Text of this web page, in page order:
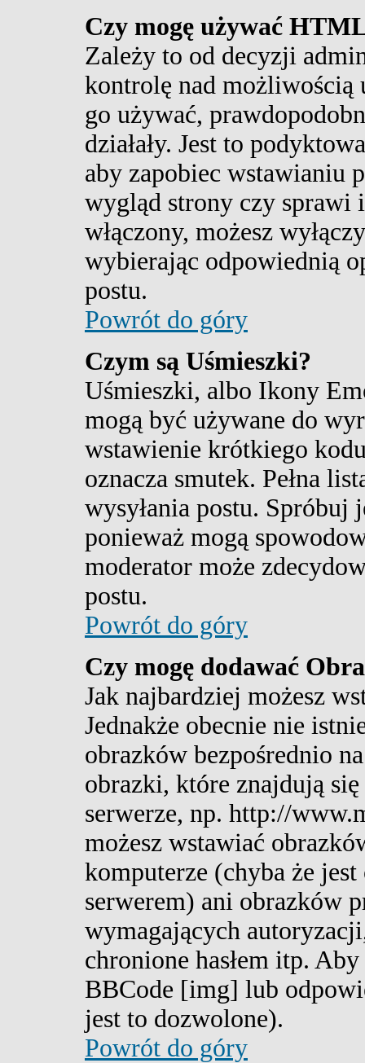
Czy mogę używać
Zależy to od decyzji
kontrolę nad możliwością
go używać,
działały. Jest to
aby zapobiec wstawianiu
wygląd strony czy sprawi
włączony, możesz
wybierając odpowiednią
postu.
Powrót do góry
Czym są Uśmieszki?
Uśmieszki, albo Ikony
mogą być używane do
wstawienie krótkiego
oznacza smutek. Pełna
wysyłania postu. Spróbuj
ponieważ mogą
moderator może
postu.
Powrót do góry
Czy mogę dodawać
Jak najbardziej możesz
Jednakże obecnie nie
obrazków bezpośrednio
obrazki, które znajdują
serwerze, np. http://
możesz wstawiać
komputerze (chyba że
serwerem) ani obrazków
wymagających
chronione hasłem itp.
BBCode [img] lub
jest to dozwolone).
Powrót do góry